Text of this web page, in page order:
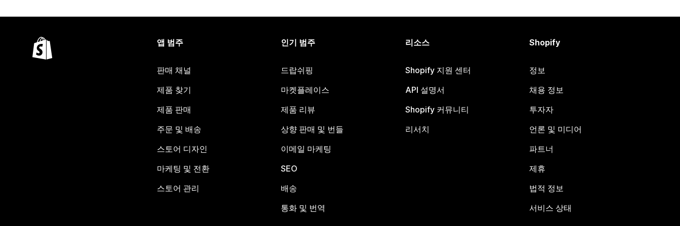
앱 범주
판매 채널
제품 찾기
제품 판매
주문 및 배송
스토어 디자인
마케팅 및 전환
스토어 관리
인기 범주
드랍쉬핑
마켓플레이스
제품 리뷰
상향 판매 및 번들
이메일 마케팅
SEO
배송
통화 및 번역
리소스
Shopify 지원 센터
API 설명서
Shopify 커뮤니티
리서치
Shopify
정보
채용 정보
투자자
언론 및 미디어
파트너
제휴
법적 정보
서비스 상태